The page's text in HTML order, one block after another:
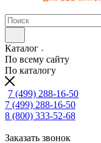
Каталог
По всему сайту
По каталогу
7 (499) 288-16-50
7 (499) 288-16-50
8 (800) 333-52-68
Заказать звонок